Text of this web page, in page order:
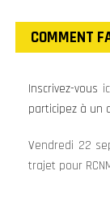
COMMENT
Inscrivez-vous
participez à un
Vendredi 22
trajet pour